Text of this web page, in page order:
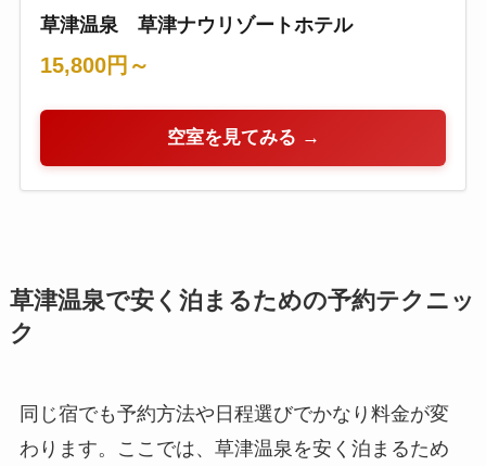
草津温泉 草津ナウリゾートホテル
15,800円～
空室を見てみる →
草津温泉で安く泊まるための予約テクニッ
ク
同じ宿でも予約方法や日程選びでかなり料金が変
わります。ここでは、草津温泉を安く泊まるため